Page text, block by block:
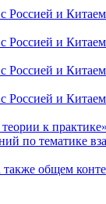
и
Россией и
и
и
к практике»
по тематике
общем